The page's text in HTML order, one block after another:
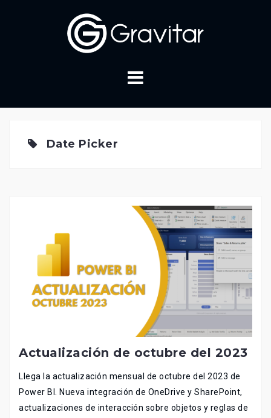
Date Picker
Actualización de octubre del 2023
Llega la actualización mensual de octubre del 2023 de
Power BI. Nueva integración de OneDrive y SharePoint,
actualizaciones de interacción sobre objetos y reglas de